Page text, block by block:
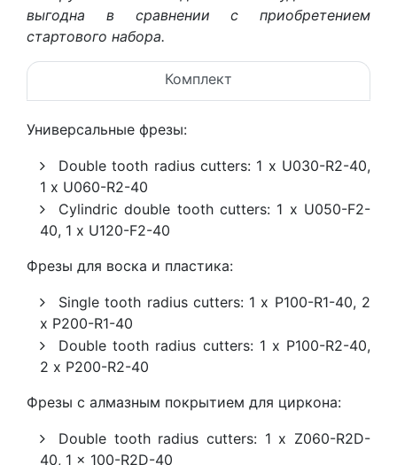
выгодна в сравнении с приобретением
стартового набора.
Комплект
Универсальные фрезы:
Double tooth radius cutters: 1 x U030-R2-40,
1 x U060-R2-40
Cylindric double tooth cutters: 1 x U050-F2-
40, 1 x U120-F2-40
Фрезы для воска и пластика:
Single tooth radius cutters: 1 x P100-R1-40, 2
x P200-R1-40
Double tooth radius cutters: 1 x P100-R2-40,
2 x P200-R2-40
Фрезы с алмазным покрытием для циркона:
Double tooth radius cutters: 1 x Z060-R2D-
40, 1 x 100-R2D-40